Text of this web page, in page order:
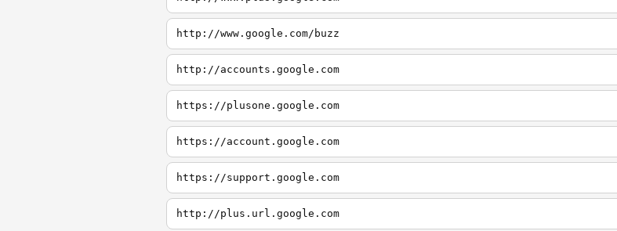
http://www.google.com/buzz
http://accounts.google.com
https://plusone.google.com
https://account.google.com
https://support.google.com
http://plus.url.google.com